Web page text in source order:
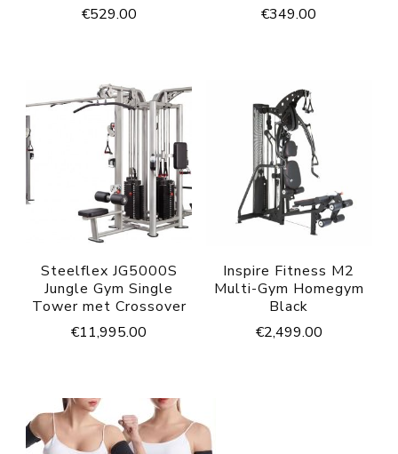
€529.00
€349.00
Steelflex JG5000S
Jungle Gym Single
Tower met Crossover
€11,995.00
Inspire Fitness M2
Multi-Gym Homegym
Black
€2,499.00